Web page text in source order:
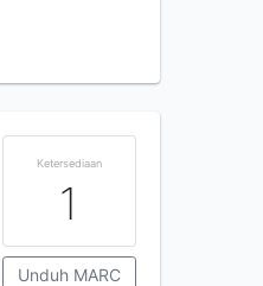
Ketersediaan
1
Unduh MARC